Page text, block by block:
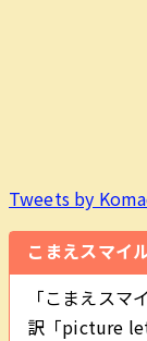
Tweets by
こまえスマイ
「こまえス
訳「picture